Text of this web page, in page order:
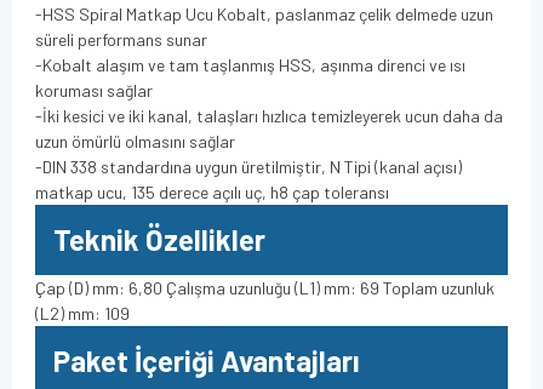
-HSS Spiral Matkap Ucu Kobalt, paslanmaz çelik delmede uzun
süreli performans sunar
-Kobalt alaşım ve tam taşlanmış HSS, aşınma direnci ve ısı
koruması sağlar
-İki kesici ve iki kanal, talaşları hızlıca temizleyerek ucun daha da
uzun ömürlü olmasını sağlar
-DIN 338 standardına uygun üretilmiştir, N Tipi (kanal açısı)
matkap ucu, 135 derece açılı uç, h8 çap toleransı
Teknik Özellikler
Çap (D) mm: 6,80 Çalışma uzunluğu (L1) mm: 69 Toplam uzunluk
(L2) mm: 109
Paket İçeriği Avantajları